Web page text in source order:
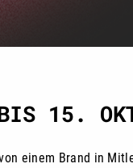
15.
einem Brand in